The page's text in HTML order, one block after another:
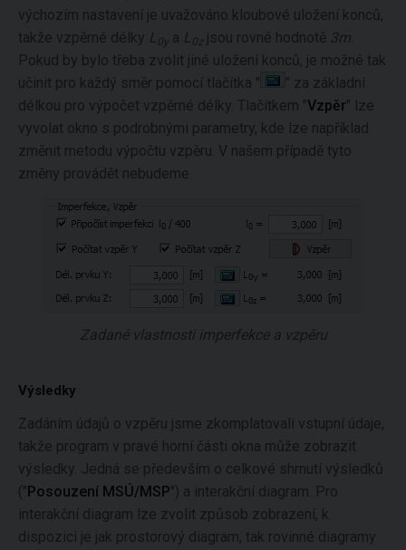
výchozím nastavení je uvažováno kloubové uložení konců,
takže vzpěrné délky L 0y a L 0z jsou rovné hodnotě 3m
Pokud by bylo třeba zvolit jiné uložení konců, je možné tak
učinit pro každý směr pomocí tlačítka "
" za základní
délkou pro výpočet vzpěrné délky. Tlačítkem "Vzpěr" lze
vyvolat okno s podrobnými parametry, kde lze například
změnit metodu výpočtu vzpěru. V našem případě tyto
změny provádět nebudeme.
Zadané vlastnosti imperfekce a vzpěru
Výsledky
Zadáním údajů o vzpěru jsme zkomplatovali vstupní údaje,
takže program v pravé horní části okna může zobrazit
výsledky. Jedná se především o celkové shrnutí výsledků
(" Posouzení MSÚ/MSP") a interakční diagram. Pro
interakční diagram lze zvolit způsob zobrazení, k
dispozici je jak prostorový diagram, tak rovinné diagramy